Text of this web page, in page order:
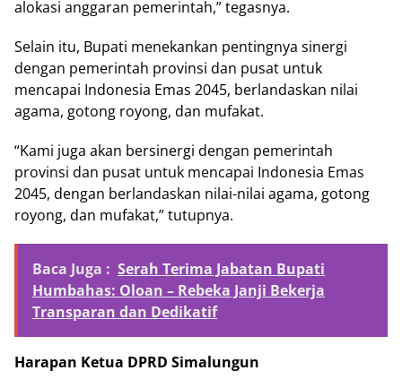
alokasi anggaran pemerintah,” tegasnya.
Selain itu, Bupati menekankan pentingnya sinergi
dengan pemerintah provinsi dan pusat untuk
mencapai Indonesia Emas 2045, berlandaskan nilai
agama, gotong royong, dan mufakat.
“Kami juga akan bersinergi dengan pemerintah
provinsi dan pusat untuk mencapai Indonesia Emas
2045, dengan berlandaskan nilai-nilai agama, gotong
royong, dan mufakat,” tutupnya.
Baca Juga : Serah Terima Jabatan Bupati
Humbahas: Oloan – Rebeka Janji Bekerja
Transparan dan Dedikatif
Harapan Ketua DPRD Simalungun